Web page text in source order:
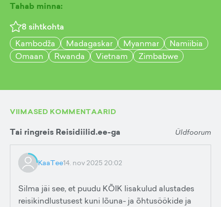
Tahab minna:
8 sihtkohta
Kambodža
Madagaskar Myanmar
Namiibia
Omaan
Rwanda Vietnam Zimbabwe
VIIMASED KOMMENTAARID
Tai ringreis Reisidiilid.ee-ga Üldfoorum
KaaTee14. nov 2025 20:02
Silma jäi see, et puudu KÕIK lisakulud alustades
reisikindlustusest kuni lõuna- ja õhtusöökide ja